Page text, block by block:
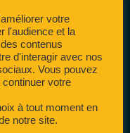
votre
l'audience et la
contenus
d'interagir avec nos
Vous pouvez
votre
à tout moment en
notre site.